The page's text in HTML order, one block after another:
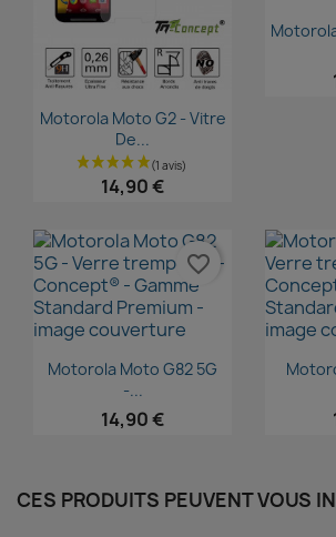
Aperçu rapide
Motorola Moto G2 - Vitre
De...
14,90 €

Aperçu rapide
Motorola Moto G82 5G
-...
14,90 €
favorite_border

CES PRODUITS PEUVENT VOUS